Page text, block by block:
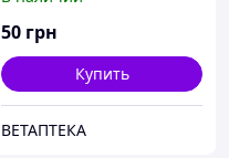
50 грн
Купить
ВЕТАПТЕКА